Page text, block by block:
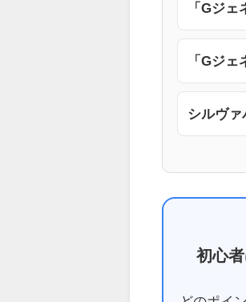
「Gジ
「Gジ
シルヴァ
初心